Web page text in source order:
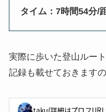
タイム：7時間54分/
実際に歩いた登山ルー
記録も載せておきます